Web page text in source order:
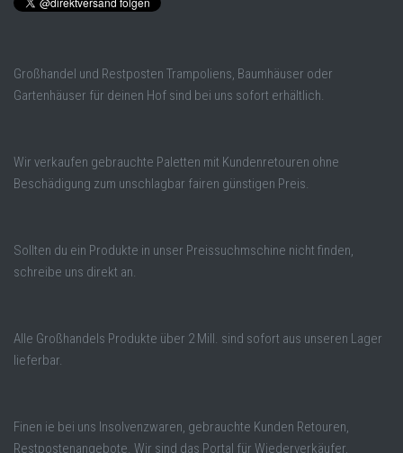
Großhandel und Restposten Trampoliens, Baumhäuser oder
Gartenhäuser für deinen Hof sind bei uns sofort erhältlich.
Wir verkaufen gebrauchte Paletten mit Kundenretouren ohne
Beschädigung zum unschlagbar fairen günstigen Preis.
Sollten du ein Produkte in unser Preissuchmschine nicht finden,
schreibe uns direkt an.
Alle Großhandels Produkte über 2 Mill. sind sofort aus unseren Lager
lieferbar.
Finen ie bei uns Insolvenzwaren, gebrauchte Kunden Retouren,
Restpostenangebote. Wir sind das Portal für Wiederverkäufer,